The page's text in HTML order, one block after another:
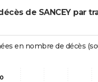
de SANCEY par
en nombre de décès
0